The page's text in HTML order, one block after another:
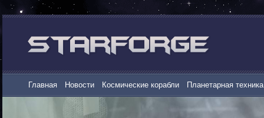
Главная Новости Космические корабли Планетарная техника